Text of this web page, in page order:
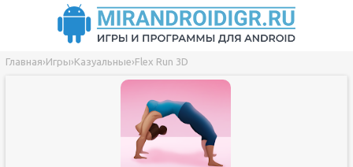
Главная›Игры›Казуальные›Flex Run 3D